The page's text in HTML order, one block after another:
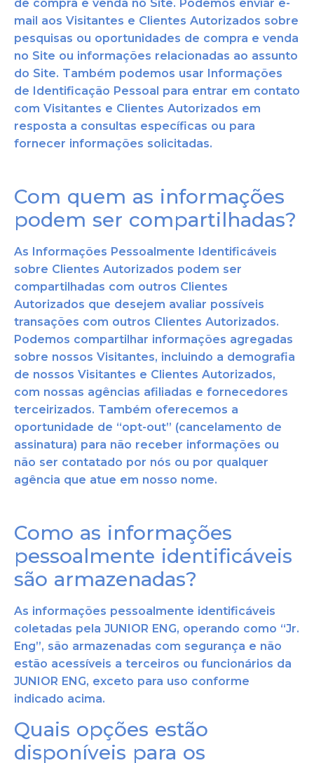
de compra e venda no Site. Podemos enviar e-
mail aos Visitantes e Clientes Autorizados sobre
pesquisas ou oportunidades de compra e venda
no Site ou informações relacionadas ao assunto
do Site. Também podemos usar Informações
de Identificação Pessoal para entrar em contato
com Visitantes e Clientes Autorizados em
resposta a consultas específicas ou para
fornecer informações solicitadas.
Com quem as informações
podem ser compartilhadas?
As Informações Pessoalmente Identificáveis
sobre Clientes Autorizados podem ser
compartilhadas com outros Clientes
Autorizados que desejem avaliar possíveis
transações com outros Clientes Autorizados.
Podemos compartilhar informações agregadas
sobre nossos Visitantes, incluindo a demografia
de nossos Visitantes e Clientes Autorizados,
com nossas agências afiliadas e fornecedores
terceirizados. Também oferecemos a
oportunidade de “opt-out” (cancelamento de
assinatura) para não receber informações ou
não ser contatado por nós ou por qualquer
agência que atue em nosso nome.
Como as informações
pessoalmente identificáveis
são armazenadas?
As informações pessoalmente identificáveis
coletadas pela JUNIOR ENG, operando como “Jr.
Eng”, são armazenadas com segurança e não
estão acessíveis a terceiros ou funcionários da
JUNIOR ENG, exceto para uso conforme
indicado acima.
Quais opções estão
disponíveis para os